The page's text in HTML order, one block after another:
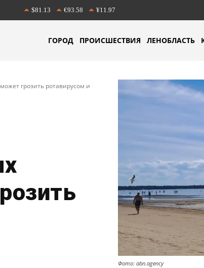
$81.13 €93.58 ¥11.97
ГОРОД ПРОИСШЕСТВИЯ ЛЕНОБЛАСТЬ
грозить ротавирусом и
Фото: abn.agency